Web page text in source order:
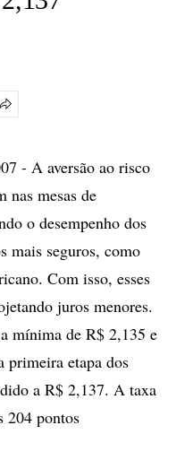
- A aversão ao risco
nas mesas de
o desempenho dos
mais seguros, como
Com isso, esses
juros menores.
mínima de R$ 2,135 e
primeira etapa dos
a R$ 2,137. A taxa
204 pontos